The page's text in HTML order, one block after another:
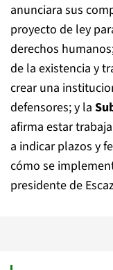
anunciara sus
proyecto de ley
derechos
de la existencia y
crear una
defensores; y la
afirma estar
a indicar plazos y
cómo se
presidente de